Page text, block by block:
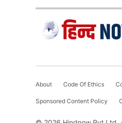
इन
1.दीपिका
फिल्मों में ‘कॉकटेल’,
About Code Of Ethics
Sponsored Content Policy